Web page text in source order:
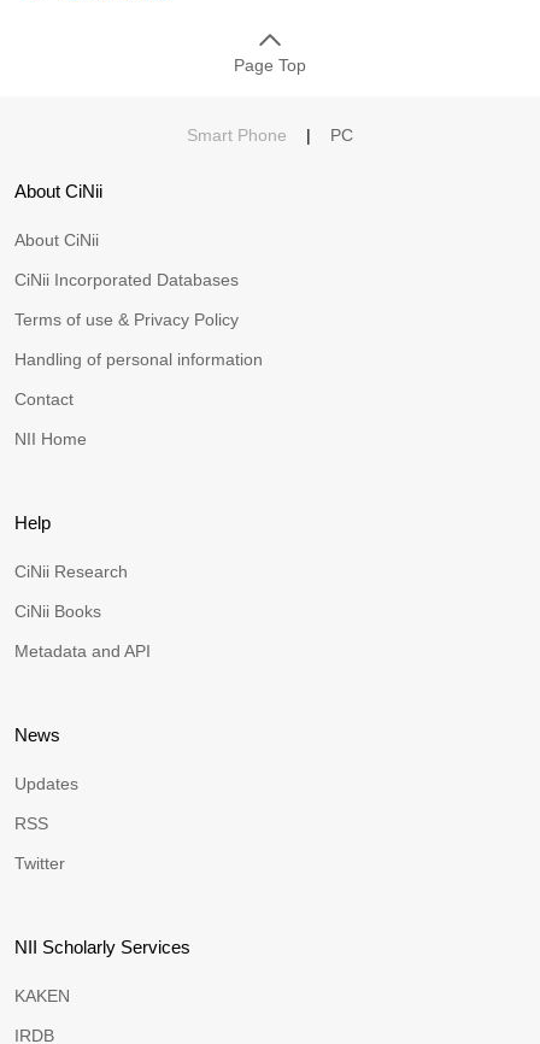
Page Top
Smart Phone | PC
About CiNii
About CiNii
CiNii Incorporated Databases
Terms of use & Privacy Policy
Handling of personal information
Contact
NII Home
Help
CiNii Research
CiNii Books
Metadata and API
News
Updates
RSS
Twitter
NII Scholarly Services
KAKEN
IRDB